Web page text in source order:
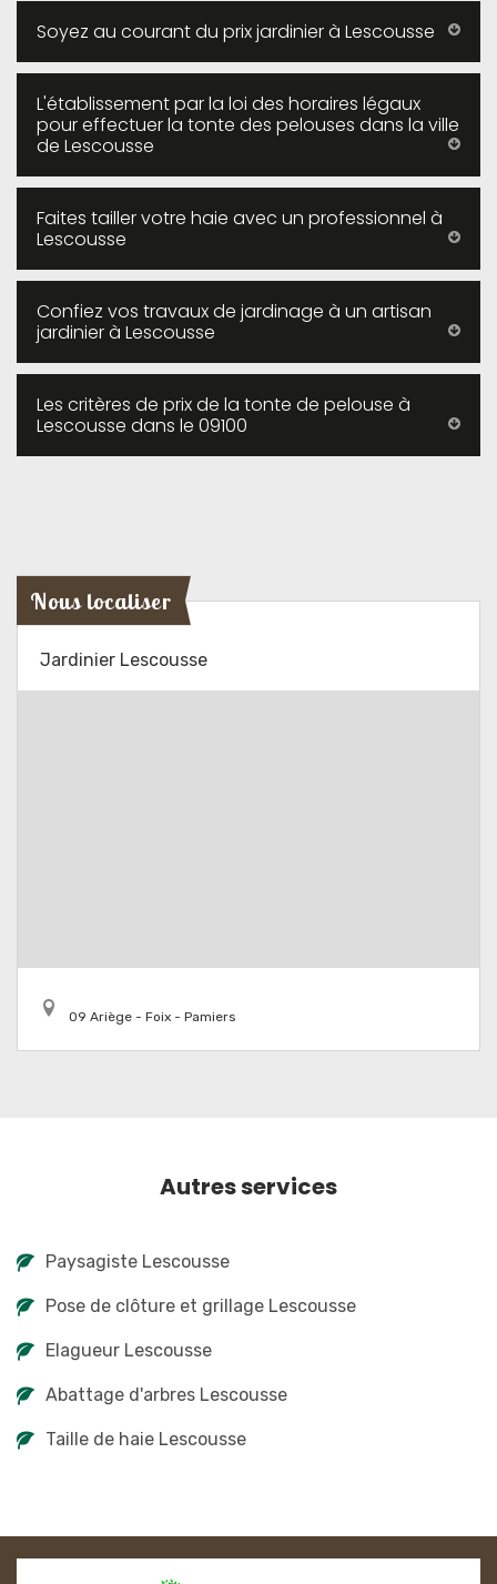
Soyez au courant du prix jardinier à Lescousse
L'établissement par la loi des horaires légaux
pour effectuer la tonte des pelouses dans la ville
de Lescousse
Faites tailler votre haie avec un professionnel à
Lescousse
Confiez vos travaux de jardinage à un artisan
jardinier à Lescousse
Les critères de prix de la tonte de pelouse à
Lescousse dans le 09100
Nous localiser
Jardinier Lescousse
09 Ariège - Foix - Pamiers
Autres services
Paysagiste Lescousse
Pose de clôture et grillage Lescousse
Elagueur Lescousse
Abattage d'arbres Lescousse
Taille de haie Lescousse